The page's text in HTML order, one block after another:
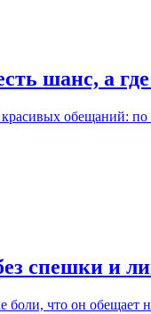
шанс, а
обещаний:
спешки и
что он обещает